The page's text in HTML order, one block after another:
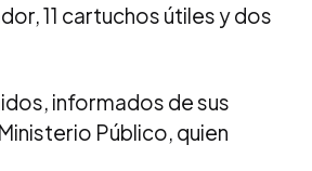
11 cartuchos útiles y dos
informados de sus
Público, quien